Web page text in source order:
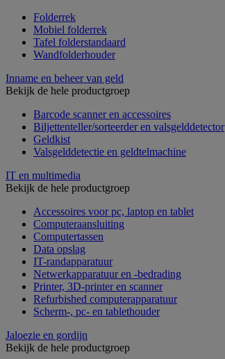
Folderrek
Mobiel folderrek
Tafel folderstandaard
Wandfolderhouder
Inname en beheer van geld
Bekijk de hele productgroep
Barcode scanner en accessoires
Biljettenteller/sorteerder en valsgelddetector
Geldkist
Valsgelddetectie en geldtelmachine
IT en multimedia
Bekijk de hele productgroep
Accessoires voor pc, laptop en tablet
Computeraansluiting
Computertassen
Data opslag
IT-randapparatuur
Netwerkapparatuur en -bedrading
Printer, 3D-printer en scanner
Refurbished computerapparatuur
Scherm-, pc- en tablethouder
Jaloezie en gordijn
Bekijk de hele productgroep